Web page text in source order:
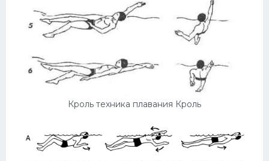
Кроль техника плавания Кроль